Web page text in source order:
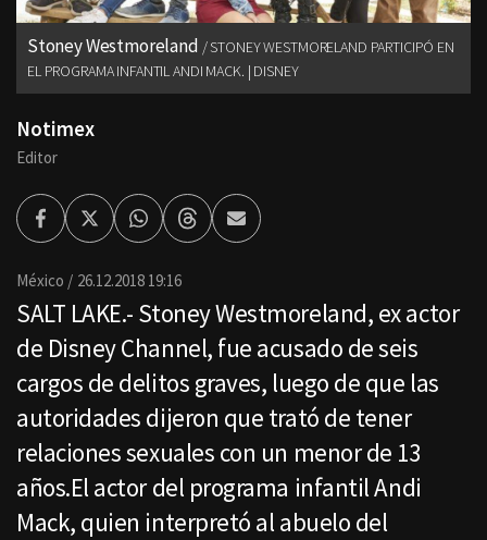
Stoney Westmoreland
STONEY WESTMORELAND PARTICIPÓ EN
EL PROGRAMA INFANTIL ANDI MACK. | DISNEY
Notimex
Editor
FacebookTwitterWhatsappThreadsEnviar
por
México 26.12.2018 19:16
SALT LAKE.- Stoney Westmoreland, ex actor
de Disney Channel, fue acusado de seis
cargos de delitos graves, luego de que las
autoridades dijeron que trató de tener
relaciones sexuales con un menor de 13
años.El actor del programa infantil Andi
Mack, quien interpretó al abuelo del